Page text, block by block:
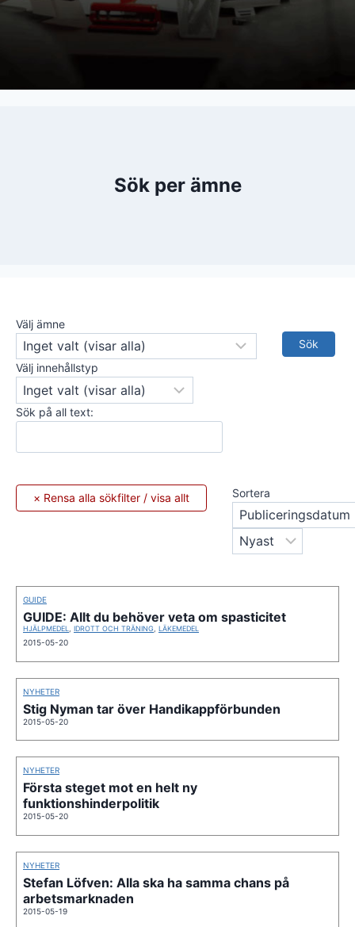
Sök per ämne
Välj ämne
Välj innehållstyp
Sök på all text:
Sortera
GUIDE
GUIDE: Allt du behöver veta om spasticitet
HJÄLPMEDEL, IDROTT OCH TRÄNING, LÄKEMEDEL
2015-05-20
NYHETER
Stig Nyman tar över Handikappförbunden
2015-05-20
NYHETER
Första steget mot en helt ny
funktionshinderpolitik
2015-05-20
NYHETER
Stefan Löfven: Alla ska ha samma chans på
arbetsmarknaden
2015-05-19